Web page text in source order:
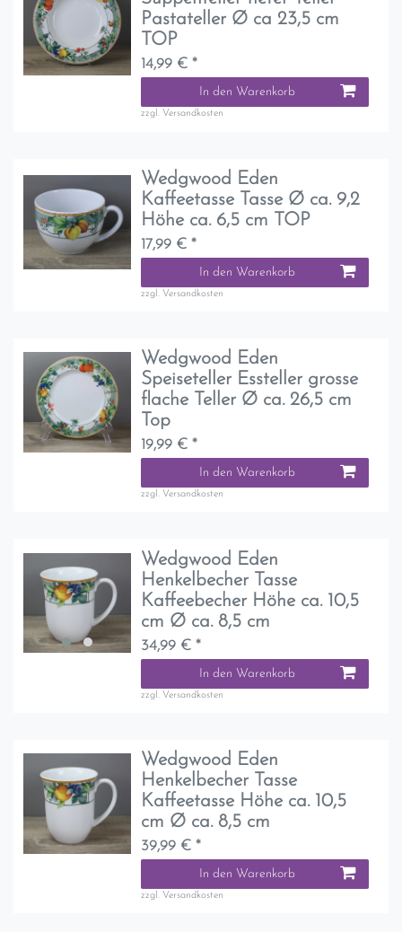
Pastateller Ø ca 23,5 cm
TOP
14,99 € *
In den Warenkorb
zzgl. Versandkosten
Wedgwood Eden
Kaffeetasse Tasse Ø ca. 9,2
Höhe ca. 6,5 cm TOP
17,99 € *
In den Warenkorb
zzgl. Versandkosten
Wedgwood Eden
Speiseteller Essteller grosse
flache Teller Ø ca. 26,5 cm
Top
19,99 € *
In den Warenkorb
zzgl. Versandkosten
Wedgwood Eden
Henkelbecher Tasse
Kaffeebecher Höhe ca. 10,5
cm Ø ca. 8,5 cm
34,99 € *
In den Warenkorb
zzgl. Versandkosten
Wedgwood Eden
Henkelbecher Tasse
Kaffeetasse Höhe ca. 10,5
cm Ø ca. 8,5 cm
39,99 € *
In den Warenkorb
zzgl. Versandkosten